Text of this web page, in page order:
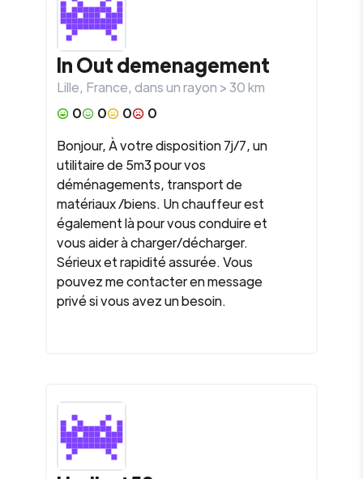
In Out demenagement
Lille, France, dans un rayon >30km
0
0 0
0
Bonjour, À votre disposition 7j/7, un
utilitaire de 5m3 pour vos
déménagements, transport de
matériaux /biens. Un chauffeur est
également là pour vous conduire et
vous aider à charger/décharger.
Sérieux et rapidité assurée. Vous
pouvez me contacter en message
privé si vous avez un besoin.